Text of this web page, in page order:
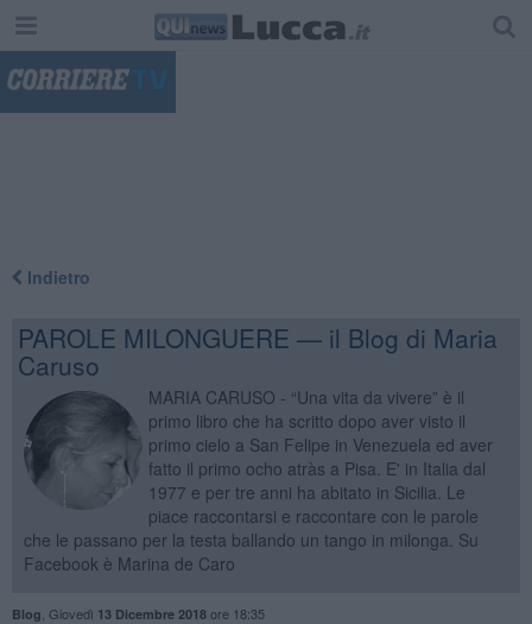
Indietro
PAROLE MILONGUERE — il Blog di Maria
Caruso
MARIA CARUSO - “Una vita da vivere” è il
primo libro che ha scritto dopo aver visto il
primo cielo a San Felipe in Venezuela ed aver
fatto il primo ocho atràs a Pisa. E' in Italia dal
1977 e per tre anni ha abitato in Sicilia. Le
piace raccontarsi e raccontare con le parole
che le passano per la testa ballando un tango in milonga. Su
Facebook è Marina de Caro
Blog Giovedì 13 Dicembre 2018ore 18:35